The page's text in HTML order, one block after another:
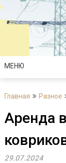
Перейти
содержимому
МЕНЮ
Главная Разное
Аренда
29.07.2024